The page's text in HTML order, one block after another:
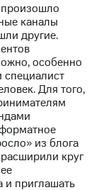
каналы
другие.
особенно
специалист
Для того,
из блога
круг
и приглашать